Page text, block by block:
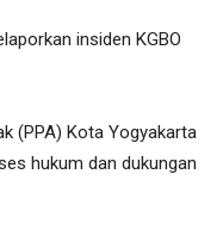
insiden KGBO
(PPA) Kota Yogyakarta
hukum dan dukungan